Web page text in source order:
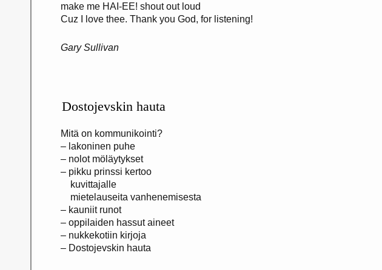
make me HAI-EE! shout out loud
Cuz I love thee. Thank you God, for listening!
Gary Sullivan
Dostojevskin hauta
Mitä on kommunikointi?
– lakoninen puhe
– nolot möläytykset
– pikku prinssi kertoo
kuvittajalle
mietelauseita vanhenemisesta
– kauniit runot
– oppilaiden hassut aineet
– nukkekotiin kirjoja
– Dostojevskin hauta